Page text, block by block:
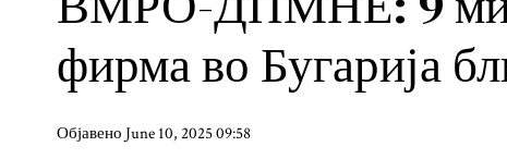
фирма во Бугарија
Објавено June 10, 2025 09:58